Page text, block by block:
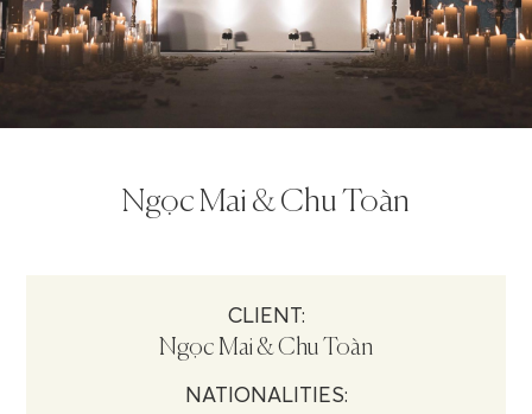
Ngọc Mai & Chu Toàn
CLIENT:
Ngọc Mai & Chu Toàn
NATIONALITIES: